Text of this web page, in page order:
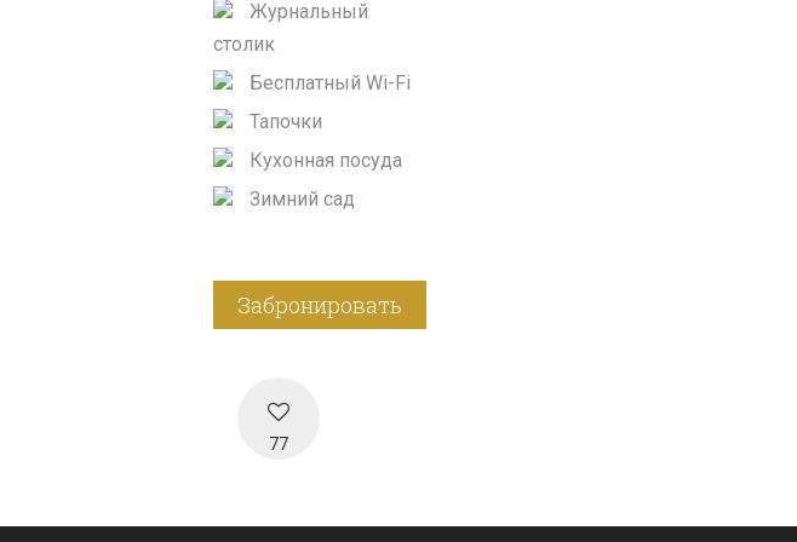
Журнальный
столик
Бесплатный Wi-Fi
Тапочки
Кухонная посуда
Зимний сад
Забронировать
77